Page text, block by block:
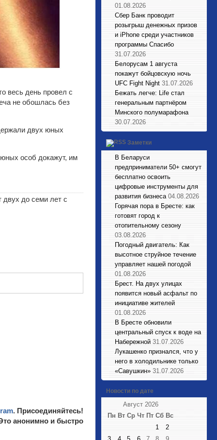
весь день провел с
не обошлась без
двух юных
особ докажут, им
двух до семи лет с
. Присоединяйтесь!
анонимно и быстро
01.08.2026
Сбер Банк проводит
розыгрыш денежных призов
и iPhone среди участников
программы Спасибо
31.07.2026
Белорусам 1 августа
покажут бойцовскую ночь
UFC Fight Night 31.07.2026
Бежать легче: Life стал
генеральным партнёром
Минского полумарафона
30.07.2026
Заметки
В Беларуси
предприниматели 50+ смогут
бесплатно освоить
цифровые инструменты для
развития бизнеса 04.08.2026
Горячая пора в Бресте: как
готовят город к
отопительному сезону
03.08.2026
Погодный двигатель: Как
высотное струйное течение
управляет нашей погодой
01.08.2026
Брест. На двух улицах
появится новый асфальт по
инициативе жителей
01.08.2026
В Бресте обновили
центральный спуск к воде на
Набережной 31.07.2026
Лукашенко признался, что у
него в холодильнике только
«Савушкин» 31.07.2026
Новости по дате
Август 2026
Пн Вт Ср Чт Пт Сб Вс
1
2